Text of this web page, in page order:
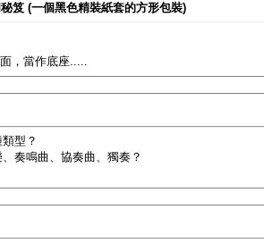
笈 (一個黑色精裝紙套的方形包裝)
，當作底座.....
型？
奏鳴曲、協奏曲、獨奏？